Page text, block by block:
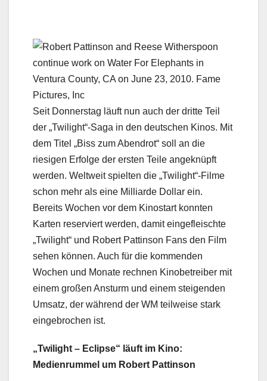
Seit Donnerstag läuft nun auch der dritte Teil
der „Twilight“-Saga in den deutschen Kinos. Mit
dem Titel „Biss zum Abendrot“ soll an die
riesigen Erfolge der ersten Teile angeknüpft
werden. Weltweit spielten die „Twilight“-Filme
schon mehr als eine Milliarde Dollar ein.
Bereits Wochen vor dem Kinostart konnten
Karten reserviert werden, damit eingefleischte
„Twilight“ und Robert Pattinson Fans den Film
sehen können. Auch für die kommenden
Wochen und Monate rechnen Kinobetreiber mit
einem großen Ansturm und einem steigenden
Umsatz, der während der WM teilweise stark
eingebrochen ist.
„Twilight – Eclipse“ läuft im Kino:
Medienrummel um Robert Pattinson